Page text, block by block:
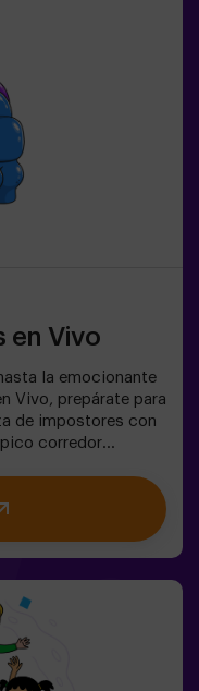
la colaboración
Somos los
a España.
con Pulse Up
amigos | parejas |
15 años deben ir
como jugador.Se
Se prohibe jugar
Las personas que
en Vivo
la emocionante
Vivo, prepárate para
de impostores con
corredor
entre tus
afina tu
para
en esta aventura
encuentran en el
Vivo!